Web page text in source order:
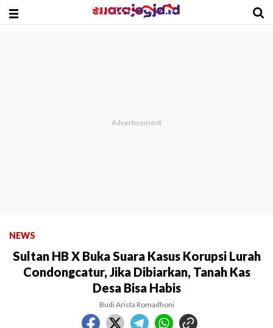
NEWS
Sultan HB X Buka Suara Kasus Korupsi Lurah
Condongcatur, Jika Dibiarkan, Tanah Kas
Desa Bisa Habis
Budi Arista Romadhoni